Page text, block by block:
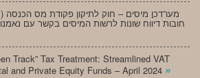
חובות דיווח שונות לרשות המיסים בקשר עם
Track” Tax Treatment: Streamlined VAT
and Private Equity Funds – April 2024 »